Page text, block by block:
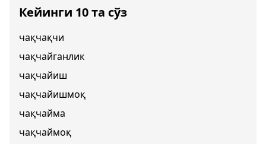
Кейинги 10 та сўз
чақчақчи
чақчайганлик
чақчайиш
чақчайишмоқ
чақчайма
чақчаймоқ